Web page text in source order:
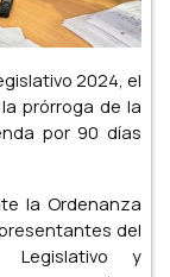
2024, el
prórroga de la
por 90 días
la Ordenanza
del
Legislativo y